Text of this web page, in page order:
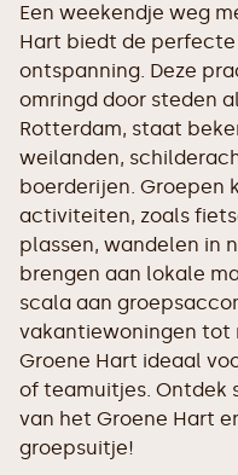
Een weekendje weg
Hart biedt de
ontspanning. Deze
omringd door steden
Rotterdam, staat
weilanden,
boerderijen. Groepen
activiteiten, zoals
plassen, wandelen in
brengen aan lokale
scala aan
vakantiewoningen tot
Groene Hart ideaal
of teamuitjes. Ontdek
van het Groene Hart
groepsuitje!